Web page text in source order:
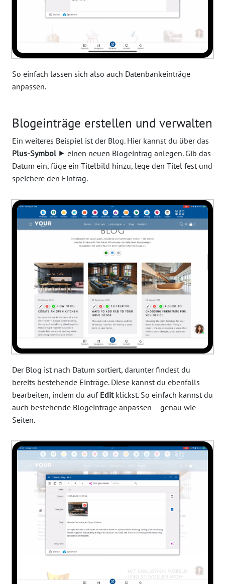
So einfach lassen sich also auch Datenbankeinträge
anpassen.
Blogeinträge erstellen und verwalten
Ein weiteres Beispiel ist der Blog. Hier kannst du über das
Plus-Symbol⯈ einen neuen Blogeintrag anlegen. Gib das
Datum ein, füge ein Titelbild hinzu, lege den Titel fest und
speichere den Eintrag.
Der Blog ist nach Datum sortiert, darunter findest du
bereits bestehende Einträge. Diese kannst du ebenfalls
bearbeiten, indem du auf Editklickst. So einfach kannst du
auch bestehende Blogeinträge anpassen – genau wie
Seiten.